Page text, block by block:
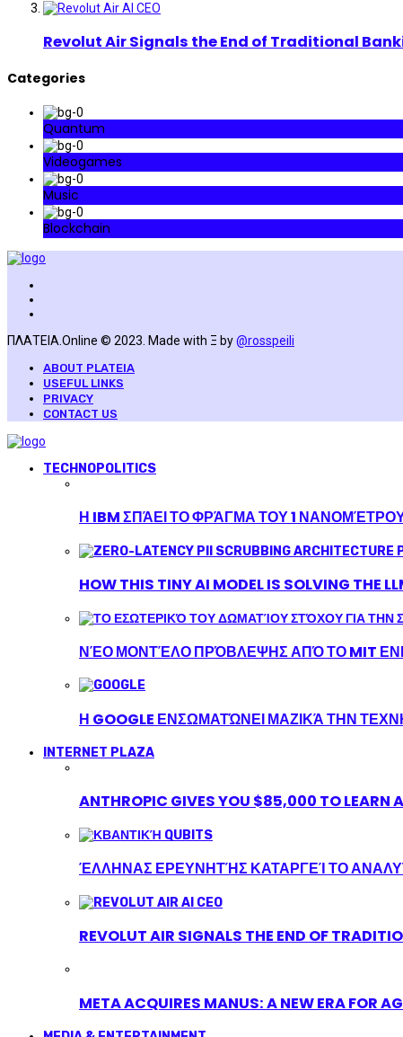
Revolut Air Signals the End of Traditional
Categories
Quantum
Videogames
Music
Blockchain
ΠΛΑΤΕΙΑ.Online © 2023. Made with Ξ by@rosspeili
ABOUT PLATEIA
USEFUL LINKS
PRIVACY
CONTACT US
TECHNOPOLITICS
Η IBM ΣΠΆΕΙ ΤΟ ΦΡΆΓΜΑ ΤΟΥ 1
HOW THIS TINY AI MODEL IS SOLVING THE
ΝΈΟ ΜΟΝΤΈΛΟ ΠΡΌΒΛΕΨΗΣ ΑΠΌ ΤΟ MIT
Η GOOGLE ΕΝΣΩΜΑΤΏΝΕΙ ΜΑΖΙΚΆ ΤΗΝ
INTERNET PLAZA
ANTHROPIC GIVES YOU $85,000 TO LEARN
ΈΛΛΗΝΑΣ ΕΡΕΥΝΗΤΉΣ ΚΑΤΑΡΓΕΊ ΤΟ
REVOLUT AIR SIGNALS THE END OF
META ACQUIRES MANUS: A NEW ERA FOR